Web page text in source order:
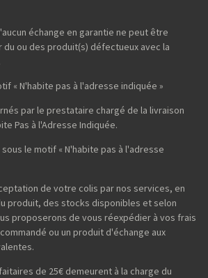
échange en garantie ne peut être
ou des produit(s) défectueux avec la
« N'habite pas à l'adresse indiquée »
par le prestataire chargé de la livraison
Pas à l'Adresse Indiquée.
le motif « N'habite pas à l'adresse
de votre colis par nos services, en
produit, des stocks disponibles et selon
proposerons de vous réexpédier à vos frais
ou un produit d'échange aux
de 25€ demeurent à la charge du